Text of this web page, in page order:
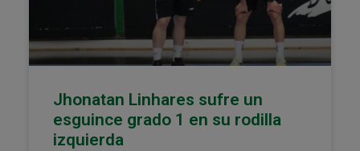
Jhonatan Linhares sufre un
esguince grado 1 en su rodilla
izquierda